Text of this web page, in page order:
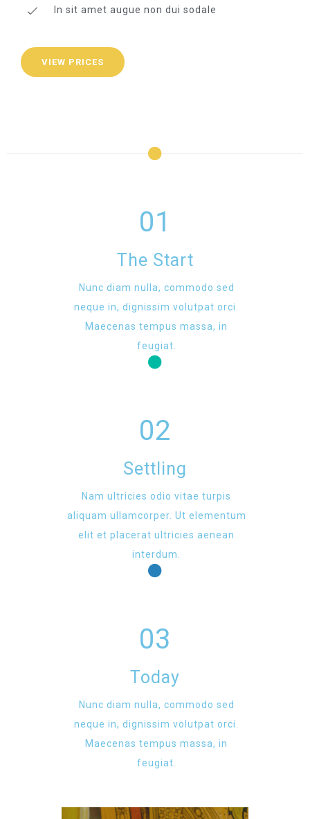
In sit amet augue non dui sodale
VIEW PRICES
01
The Start
Nunc diam nulla, commodo sed
neque in, dignissim volutpat orci.
Maecenas tempus massa, in
feugiat.
02
Settling
Nam ultricies odio vitae turpis
aliquam ullamcorper. Ut elementum
elit et placerat ultricies aenean
interdum.
03
Today
Nunc diam nulla, commodo sed
neque in, dignissim volutpat orci.
Maecenas tempus massa, in
feugiat.